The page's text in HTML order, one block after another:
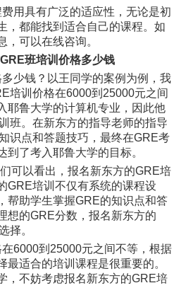
用具有广泛的适应性，无论是初
，都能找到适合自己的课程。如
，可以在线咨询。
班培训价格多少钱
少钱？以王同学的案例为例，我
培训价格在6000到25000元之间
耶鲁大学的计算机专业，因此他
班。在新东方的指导老师的指导
识点和答题技巧，最终在GRE考
了考入耶鲁大学的目标。
可以看出，报名新东方的GRE培
GRE培训不仅有系统的课程设
帮助学生掌握GRE的知识点和答
想的GRE分数，报名新东方的
择。
6000到25000元之间不等，根据
最适合的培训课程是很重要的。
，不妨考虑报名新东方的GRE培